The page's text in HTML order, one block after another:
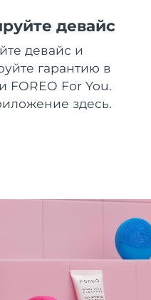
девайс
девайс и
гарантию в
FOREO For You.
здесь.